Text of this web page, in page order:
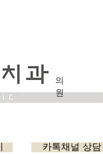
의
원
카톡채널 상담